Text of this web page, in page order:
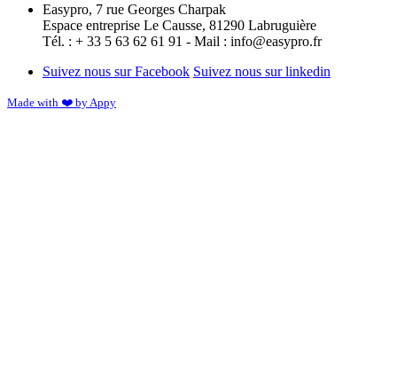
Easypro, 7 rue Georges Charpak
Espace entreprise Le Causse, 81290 Labruguière
Tél. : + 33 5 63 62 61 91 - Mail : info@easypro.fr
Suivez nous sur Facebook Suivez nous sur linkedin
Made with ❤️ by Appy